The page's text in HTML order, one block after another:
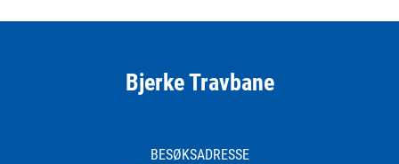
Bjerke Travbane
BESØKSADRESSE